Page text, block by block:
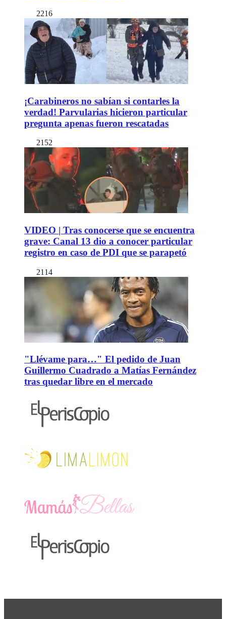
2216
¡Carabineros no sabían si contarles la
verdad! Parvularias hicieron particular
pregunta apenas fueron rescatadas
2152
VIDEO | Tras conocerse que se encuentra
grave: Canal 13 dio a conocer particular
registro en caso de PDI que se parapetó
2114
"Llévame para…" El pedido de Juan
Guillermo Cuadrado a Matías Fernández
tras quedar libre en el mercado